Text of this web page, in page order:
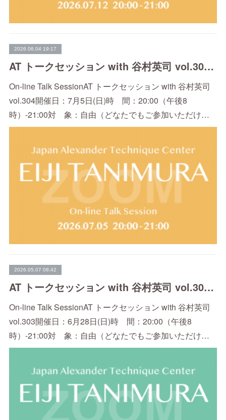
2026.06.04 19:17
AT トークセッション with 谷村英司 vol.304（7/5）
On-line Talk SessionAT トークセッション with 谷村英司
vol.304開催日：7月5日(日)時 間：20:00（午後8
時）-21:00対 象：自由（どなたでもご参加いただけ…
2026.05.07 08:42
AT トークセッション with 谷村英司 vol.303（6/28）
On-line Talk SessionAT トークセッション with 谷村英司
vol.303開催日：6月28日(日)時 間：20:00（午後8
時）-21:00対 象：自由（どなたでもご参加いただけ…